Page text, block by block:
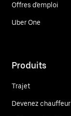
Offres d'emploi
Uber One
Produits
Trajet
Devenez chauffeur